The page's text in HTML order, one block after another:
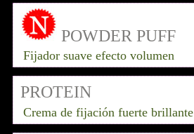
POWDER PUFF
Fijador suave efecto volumen
PROTEIN
Crema de fijación fuerte brillante